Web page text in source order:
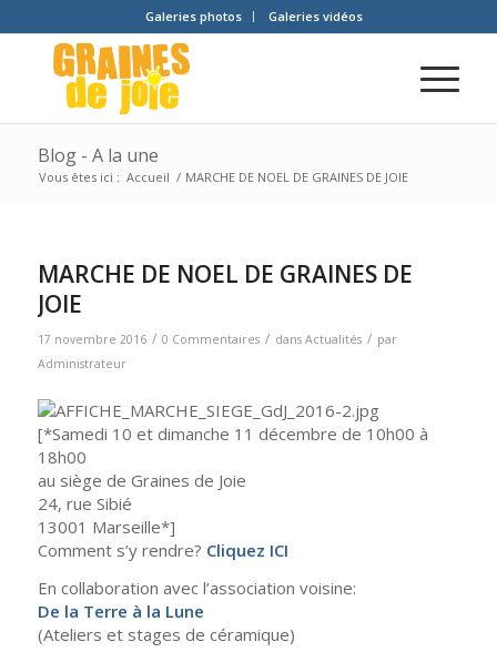
Galeries photos Galeries vidéos
Blog - A la une
Vous êtes ici : Accueil / MARCHE DE NOEL DE GRAINES DE JOIE
MARCHE DE NOEL DE GRAINES DE
JOIE
17 novembre 2016 / 0 Commentaires / dans Actualités / par
Administrateur
[*Samedi 10 et dimanche 11 décembre de 10h00 à
18h00
au siège de Graines de Joie
24, rue Sibié
13001 Marseille*]
Comment s’y rendre? Cliquez ICI
En collaboration avec l’association voisine:
De la Terre à la Lune
(Ateliers et stages de céramique)